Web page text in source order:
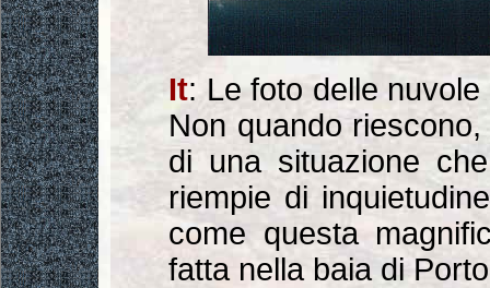
It: Le foto delle
Non quando
di una situazione
riempie di
come questa
fatta nella baia di